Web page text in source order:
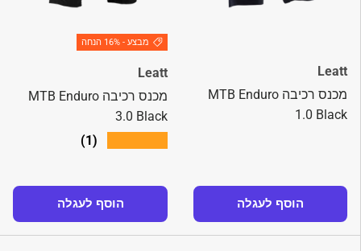
Leatt
מכנס רכיבה MTB Enduro
1.0 Black
הוסף לעגלה
מבצע - 16% הנחה
Leatt
מכנס רכיבה MTB Enduro
3.0 Black
(1)
הוסף לעגלה